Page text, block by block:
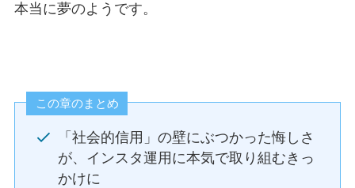
本当に夢のようです。
この章のまとめ
「社会的信用」の壁にぶつかった悔しさ
が、インスタ運用に本気で取り組むきっ
かけに